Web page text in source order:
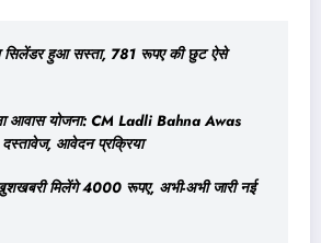
सिलेंडर हुआ सस्ता, 781 रूपए की छुट ऐसे
आवास योजना: CM Ladli Bahna Awas
आवेदन प्रक्रिया
मिलेंगे 4000 रूपए, अभी-अभी जारी नई